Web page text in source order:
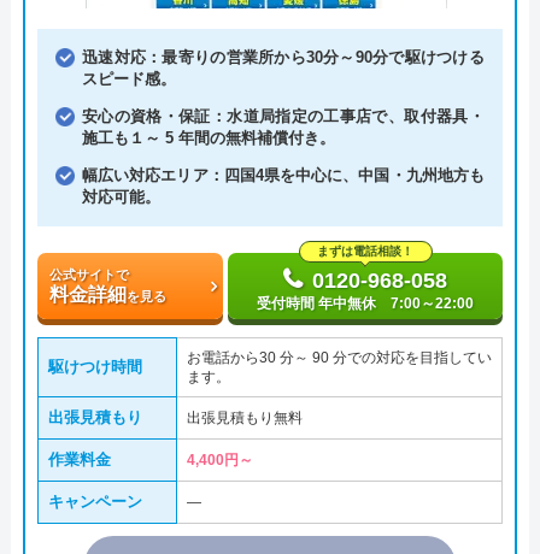
迅速対応：最寄りの営業所から30分～90分で駆けつける
スピード感。
安心の資格・保証：水道局指定の工事店で、取付器具・
施工も１～ 5 年間の無料補償付き。
幅広い対応エリア：四国4県を中心に、中国・九州地方も
対応可能。
公式サイトで
料金詳細を見る
まずは電話相談！
0120-968-058
受付時間 年中無休 7:00～22:00
駆けつけ時間
お電話から30 分～ 90 分での対応を目指してい
ます。
出張見積もり 出張見積もり無料
作業料金 4,400円～
キャンペーン ―